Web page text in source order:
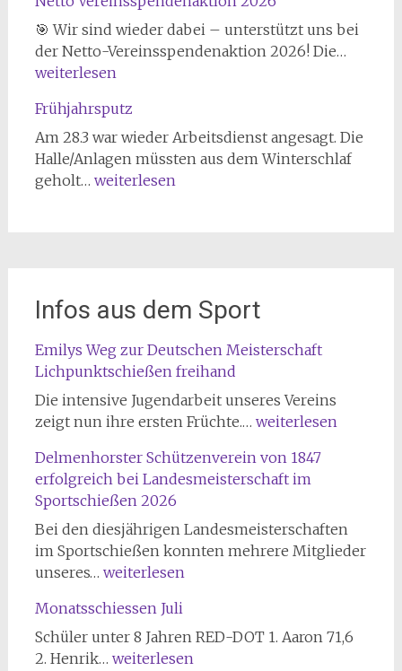
🎯 Wir sind wieder dabei – unterstützt uns bei
der Netto-Vereinsspendenaktion 2026! Die…
weiterlesen
Frühjahrsputz
Am 28.3 war wieder Arbeitsdienst angesagt. Die
Halle/Anlagen müssten aus dem Winterschlaf
geholt… Frühjahrsputz
weiterlesen
Infos aus dem Sport
Emilys Weg zur Deutschen Meisterschaft
Lichpunktschießen freihand
Die intensive Jugendarbeit unseres Vereins
zeigt nun ihre ersten Früchte.… Emilys
zur
Deutschen
Lichpunktschießen
freihand
weiterlesen
Delmenhorster Schützenverein von 1847
erfolgreich bei Landesmeisterschaft im
Sportschießen 2026
Bei den diesjährigen Landesmeisterschaften
im Sportschießen konnten mehrere Mitglieder
unseres… Delmenhorster
von
1847
erfolgreich
weiterlesen
Monatsschiessen Juli
Schüler unter 8 Jahren RED-DOT 1. Aaron 71,6
2. Henrik… Monatsschiessen
weiterlesen